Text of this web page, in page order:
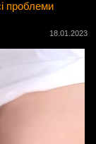
проблеми
18.01.2023